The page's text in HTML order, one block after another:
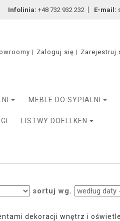
Infolinia: +48 732 932 232 E-mail:
Zaloguj się Zarejestruj
MEBLE DO SYPIALNI
LISTWY DOELLKEN
sortuj wg.
dekoracji wnętrz i